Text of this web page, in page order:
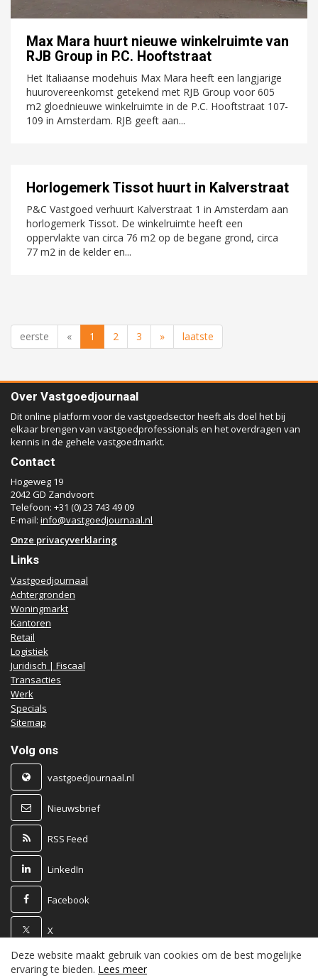
Max Mara huurt nieuwe winkelruimte van
RJB Group in P.C. Hooftstraat
Het Italiaanse modehuis Max Mara heeft een langjarige
huurovereenkomst getekend met RJB Group voor 605
m2 gloednieuwe winkelruimte in de P.C. Hooftstraat 107-
109 in Amsterdam. RJB geeft aan...
Horlogemerk Tissot huurt in Kalverstraat
P&C Vastgoed verhuurt Kalverstraat 1 in Amsterdam aan
horlogemerk Tissot. De winkelruimte heeft een
oppervlakte van circa 76 m2 op de begane grond, circa
77 m2 in de kelder en...
eerste « 1 2 3 » laatste
Over Vastgoedjournaal
Dit online platform voor de vastgoedsector heeft als doel het bij
elkaar brengen van vastgoedprofessionals en het overdragen van
kennis in de gehele vastgoedmarkt.
Contact
Hogeweg 19
2042 GD Zandvoort
Telefoon: +31 (0) 23 743 49 09
E-mail: info@vastgoedjournaal.nl
Onze privacyverklaring
Links
Vastgoedjournaal
Achtergronden
Woningmarkt
Kantoren
Retail
Logistiek
Juridisch | Fiscaal
Transacties
Werk
Specials
Sitemap
Volg ons
vastgoedjournaal.nl
Nieuwsbrief
RSS Feed
LinkedIn
Facebook
X
Powered by
Deze website maakt gebruik van cookies om de best mogelijke
ervaring te bieden. Lees meer